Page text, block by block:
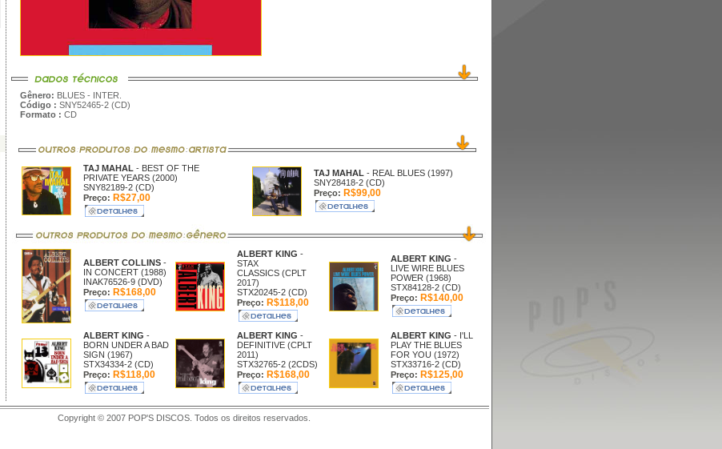
Gênero: BLUES - INTER.
Código : SNY52465-2 (CD)
Formato : CD
TAJ MAHAL - BEST OF THE
PRIVATE YEARS (2000)
SNY82189-2 (CD)
Preço: R$27,00
TAJ MAHAL - REAL BLUES (1997)
SNY28418-2 (CD)
Preço: R$99,00
ALBERT COLLINS -
IN CONCERT (1988)
INAK76526-9 (DVD)
Preço: R$168,00
ALBERT KING -
STAX
CLASSICS (CPLT
2017)
STX20245-2 (CD)
Preço: R$118,00
ALBERT KING -
LIVE WIRE BLUES
POWER (1968)
STX84128-2 (CD)
Preço: R$140,00
ALBERT KING -
BORN UNDER A BAD
SIGN (1967)
STX34334-2 (CD)
Preço: R$118,00
ALBERT KING -
DEFINITIVE (CPLT
2011)
STX32765-2 (2CDS)
Preço: R$168,00
ALBERT KING - I'LL
PLAY THE BLUES
FOR YOU (1972)
STX33716-2 (CD)
Preço: R$125,00
Copyright © 2007 POP'S DISCOS. Todos os direitos reservados.